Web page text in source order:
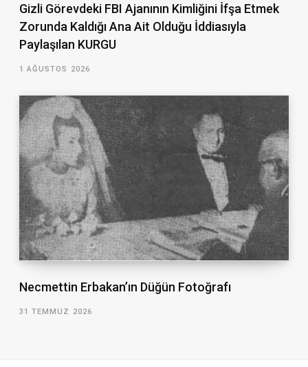
Gizli Görevdeki FBI Ajanının Kimliğini İfşa Etmek
Zorunda Kaldığı Ana Ait Olduğu İddiasıyla
Paylaşılan KURGU
1 AĞUSTOS 2026
Necmettin Erbakan’ın Düğün Fotoğrafı
31 TEMMUZ 2026